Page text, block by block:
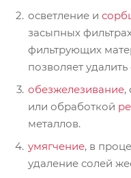
осветление и
засыпных
фильтрующих
позволяет
обезжелезивание,
или обработкой
металлов.
умягчение, в
удаление солей